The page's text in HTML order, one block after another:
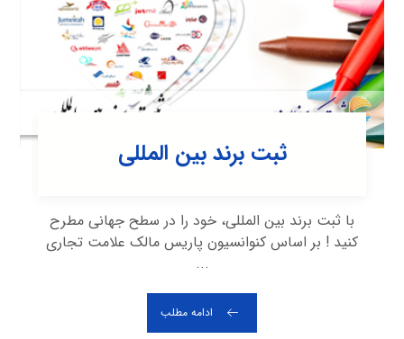
ثبت برند بین المللی
با ثبت برند بین المللی، خود را در سطح جهانی مطرح
کنید ! بر اساس کنوانسیون پاریس مالک علامت تجاری
...
ادامه مطلب